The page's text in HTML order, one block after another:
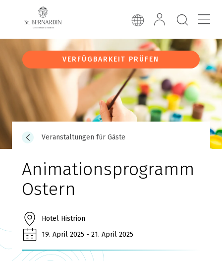
VERFÜGBARKEIT PRÜFEN
Veranstaltungen für Gäste
Animationsprogramm
Ostern
Hotel Histrion
19. April 2025 - 21. April 2025